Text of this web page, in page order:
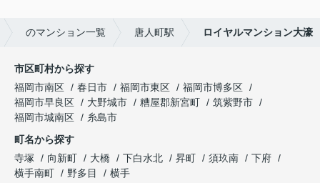
のマンション一覧 唐人町駅 ロイヤルマンション大濠
市区町村から探す
福岡市南区
春日市 福岡市東区
福岡市博多区
福岡市早良区
大野城市 糟屋郡新宮町
筑紫野市
福岡市城南区
糸島市
町名から探す
寺塚
向新町 大橋 下白水北 昇町 須玖南
下府
横手南町
野多目
横手